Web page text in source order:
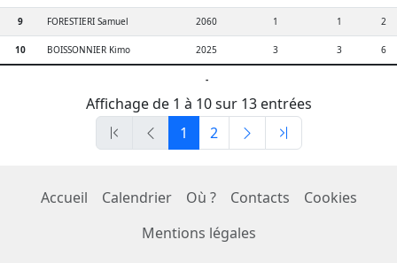
9 FORESTIERI Samuel 2060 1 1 2
10 BOISSONNIER Kimo 2025 3 3 6
-
Affichage de 1 à 10 sur 13 entrées
1
2
Accueil Calendrier Où ? Contacts
Cookies
Mentions légales